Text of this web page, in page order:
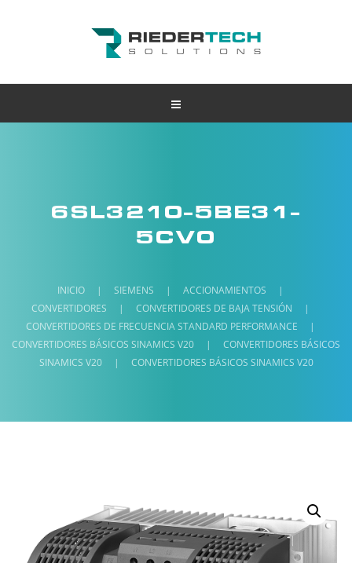
6SL3210-5BE31-
5CV0
INICIO | SIEMENS | ACCIONAMIENTOS
|
CONVERTIDORES
| CONVERTIDORES DE BAJA TENSIÓN
|
CONVERTIDORES DE FRECUENCIA STANDARD PERFORMANCE
|
CONVERTIDORES BÁSICOS SINAMICS V20
|
CONVERTIDORES BÁSICOS
SINAMICS V20
| CONVERTIDORES BÁSICOS SINAMICS V20